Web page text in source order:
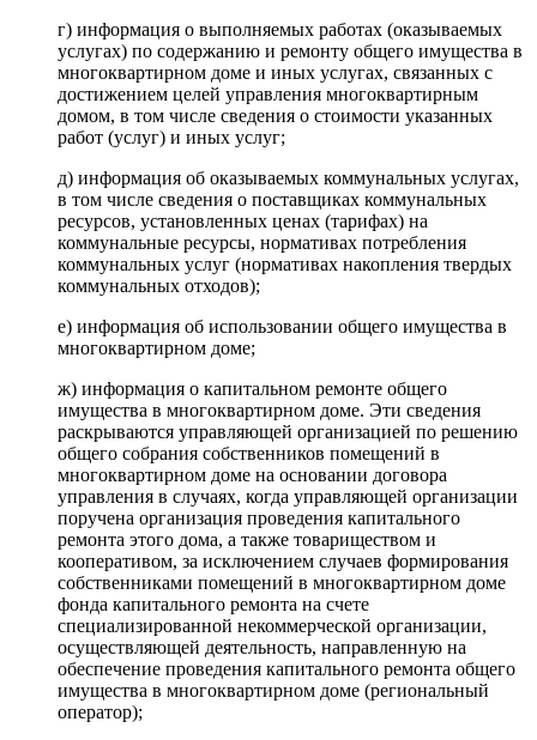
г) информация о выполняемых работах (оказываемых
услугах) по содержанию и ремонту общего имущества в
многоквартирном доме и иных услугах, связанных с
достижением целей управления многоквартирным
домом, в том числе сведения о стоимости указанных
работ (услуг) и иных услуг;
д) информация об оказываемых коммунальных услугах,
в том числе сведения о поставщиках коммунальных
ресурсов, установленных ценах (тарифах) на
коммунальные ресурсы, нормативах потребления
коммунальных услуг (нормативах накопления твердых
коммунальных отходов);
е) информация об использовании общего имущества в
многоквартирном доме;
ж) информация о капитальном ремонте общего
имущества в многоквартирном доме. Эти сведения
раскрываются управляющей организацией по решению
общего собрания собственников помещений в
многоквартирном доме на основании договора
управления в случаях, когда управляющей организации
поручена организация проведения капитального
ремонта этого дома, а также товариществом и
кооперативом, за исключением случаев формирования
собственниками помещений в многоквартирном доме
фонда капитального ремонта на счете
специализированной некоммерческой организации,
осуществляющей деятельность, направленную на
обеспечение проведения капитального ремонта общего
имущества в многоквартирном доме (региональный
оператор);